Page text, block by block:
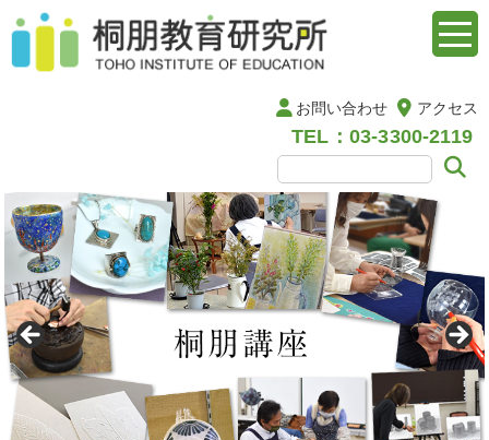
お問い合わせ アクセス
TEL：03-3300-2119